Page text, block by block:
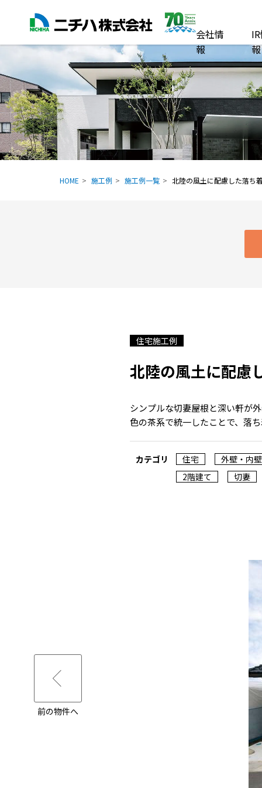
会社情
報
報
HOME 施工例 施工例一覧 北陸の風土に配慮した落ち
住宅施工例
北陸の風土に配慮
シンプルな切妻屋根と深い軒が
色の茶系で統一したことで、落
カテゴリ 住宅
外壁・内壁
2階建て
切妻
前の物件へ